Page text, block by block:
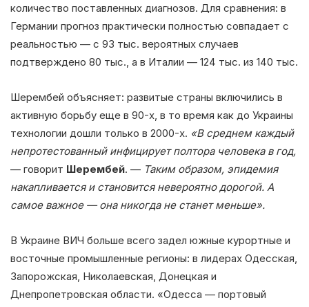
количество поставленных диагнозов. Для сравнения: в
Германии прогноз практически полностью совпадает с
реальностью — с 93 тыс. вероятных случаев
подтверждено 80 тыс., а в Италии — 124 тыс. из 140 тыс.
Шерембей объясняет: развитые страны включились в
активную борьбу еще в 90-х, в то время как до Украины
технологии дошли только в 2000-х. «В среднем каждый
непротестованный инфицирует полтора человека в год,
— говорит Шерембей. — Таким образом, эпидемия
накапливается и становится невероятно дорогой. А
самое важное — она никогда не станет меньше».
В Украине ВИЧ больше всего задел южные курортные и
восточные промышленные регионы: в лидерах Одесская,
Запорожская, Николаевская, Донецкая и
Днепропетровская области. «Одесса — портовый